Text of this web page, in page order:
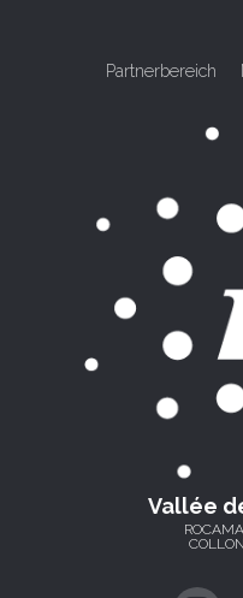
Partnerbereich
Vallée